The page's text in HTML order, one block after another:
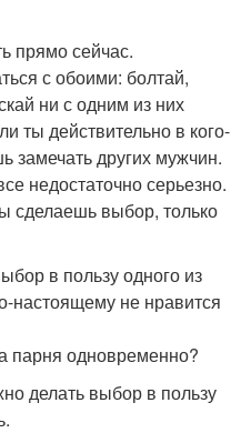
прямо сейчас.
с обоими: болтай,
ни с одним из них
ты действительно в кого-
замечать других мужчин.
недостаточно серьезно.
сделаешь выбор, только
в пользу одного из
настоящему не нравится
парня одновременно?
делать выбор в пользу